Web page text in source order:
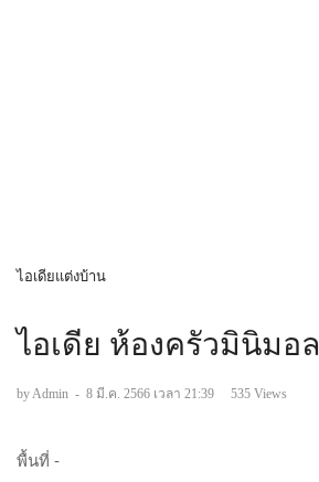
ไอเดียแต่งบ้าน
ไอเดีย ห้องครัวมินิมอล
by Admin - 8 มี.ค. 2566 เวลา 21:39 535 Views
พื้นที่ -